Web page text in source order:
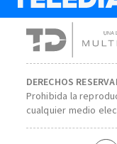
DERECHOS
Prohibida la
cualquier medio